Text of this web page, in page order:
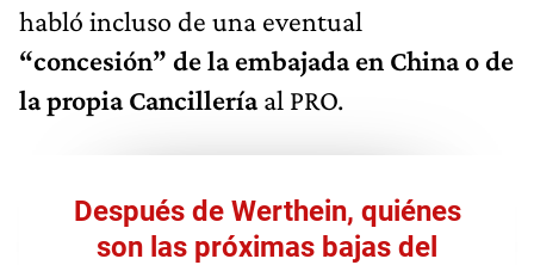
habló incluso de una eventual
“concesión” de la embajada en China o de
la propia Cancilleríaal PRO.
Después de Werthein, quiénes
son las próximas bajas del